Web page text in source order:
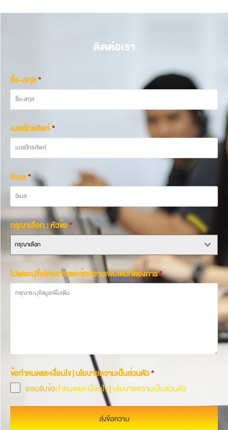
ติดต่อเรา
ชื่อ-สกุล*
เบอร์โทรศัพท์*
อีเมล*
กรุณาเลือก : หัวข้อ*
กรุณาเลือก
โปรดระบุชื่อโครงการและข้อความเพิ่มเติมที่ต้องการ*
ข้อกำหนดและเงื่อนไข | นโยบายความเป็นส่วนตัว*
ยอมรับข้อกำหนดและเงื่อนไข|นโยบายความเป็นส่วนตัว
ส่งข้อความ